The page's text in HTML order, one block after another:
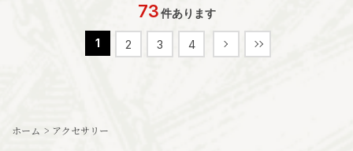
73件あります
1 2 3 4
ホーム > アクセサリー